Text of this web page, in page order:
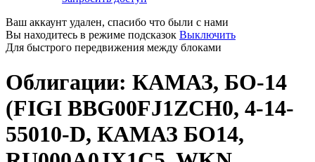
Ваш аккаунт удален, спасибо что были с нами
Вы находитесь в режиме подсказок Выключить
Для быстрого передвижения между блоками
Облигации: КАМАЗ, БО-14
(FIGI BBG00FJ1ZCH0, 4-14-
55010-D, КАМАЗ БО14,